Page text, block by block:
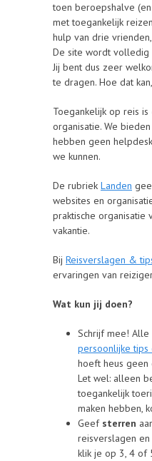
toen beroepshalve
met toegankelijk
hulp van drie
De site wordt
Jij bent dus zeer
te dragen. Hoe dat
Toegankelijk op reis is
organisatie. We
hebben geen
we kunnen.
De rubriek Landen
websites en
praktische organisatie
vakantie.
Bij Reisverslagen &
ervaringen van
Wat kun jij doen?
Schrijf mee! Alle
persoonlijke
hoeft heus geen
Let wel: alleen
toegankelijk
maken hebben,
Geef sterren
reisverslagen en
klik je op 3, 4 of